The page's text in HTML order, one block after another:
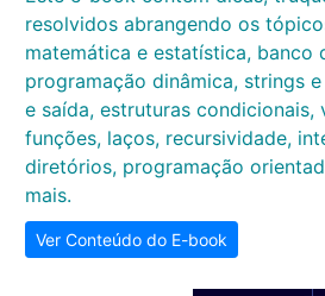
resolvidos abrangendo os
matemática e estatística, banco
programação dinâmica, strings
e saída, estruturas condicionais,
funções, laços, recursividade,
diretórios, programação
mais.
Ver Conteúdo do E-book